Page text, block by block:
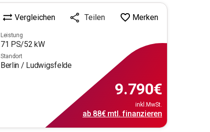
Vergleichen Teilen Merken
Leistung
71 PS/52 kW
Standort
Berlin / Ludwigsfelde
9.790€
inkl.MwSt.
ab 88€mtl. finanzieren